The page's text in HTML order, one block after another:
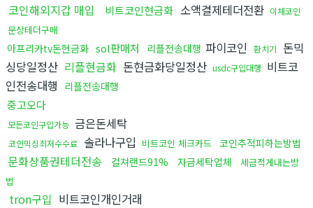
코인해외지갑 매입
비트코인현금화 소액결제테더전환 이체코인
문상테더구매
아프리카tv돈현금화 sol판매처 리플전송대행 파이코인 환치기
돈믹
싱당일정산 리플현금화 돈현금화당일정산 usdc구입대행 비트코
인전송대행 리플전송대행
중고오다
모든코인구입가능 금은돈세탁
코인믹싱최저수수료 솔라나구입 비트코인 체크카드 코인추적피하는방법
문화상품권테더전송 컬쳐랜드91% 자금세탁업체
세금적게내는방
법
tron구입 비트코인개인거래